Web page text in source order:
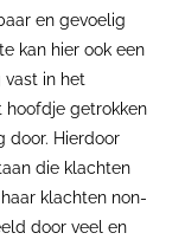
en gevoelig
kan hier ook een
vast in het
hoofdje getrokken
door. Hierdoor
die klachten
klachten non-
door veel en